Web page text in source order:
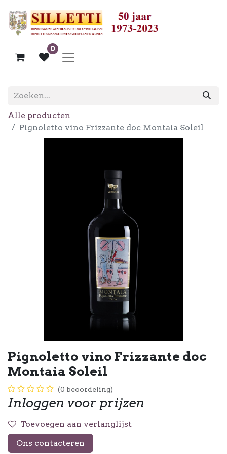
0
Alle producten
Pignoletto vino Frizzante doc Montaia Soleil
Pignoletto vino Frizzante doc
Montaia Soleil
(0 beoordeling)
Inloggen voor prijzen
Toevoegen aan verlanglijst
Ons contacteren